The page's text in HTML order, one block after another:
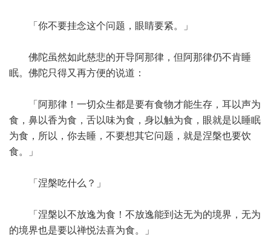
「你不要挂念这个问题，眼睛要紧。」
佛陀虽然如此慈悲的开导阿那律，但阿那律仍不肯睡
眠。佛陀只得又再方便的说道：
「阿那律！一切众生都是要有食物才能生存，耳以声为
食，鼻以香为食，舌以味为食，身以触为食，眼就是以睡眠
为食，所以，你去睡，不要想其它问题，就是涅槃也要饮
食。」
「涅槃吃什么？」
「涅槃以不放逸为食！不放逸能到达无为的境界，无为
的境界也是要以禅悦法喜为食。」